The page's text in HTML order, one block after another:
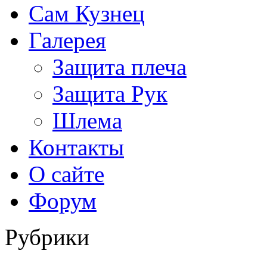
Сам Кузнец
Галерея
Защита плеча
Защита Рук
Шлема
Контакты
О сайте
Форум
Рубрики